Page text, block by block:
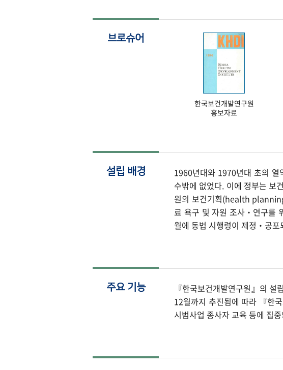
브로슈어
한국보건개발연구원
홍보자료
설립 배경
1960년대와 1970년대 초의 열
수밖에 없었다. 이에 정부는 보
원의 보건기획(health
료 욕구 및 자원 조사‧연구를
월에 동법 시행령이 제정‧공포
주요 기능
『한국보건개발연구원』의
12월까지 추진됨에 따라 『한
시범사업 종사자 교육 등에 집